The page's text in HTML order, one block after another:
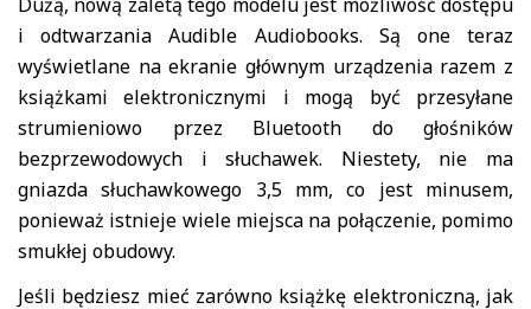
Dużą, nową zaletą tego modelu jest możliwość dostępu
i odtwarzania Audible Audiobooks. Są one teraz
wyświetlane na ekranie głównym urządzenia razem z
książkami elektronicznymi i mogą być przesyłane
strumieniowo przez Bluetooth do głośników
bezprzewodowych i słuchawek. Niestety, nie ma
gniazda słuchawkowego 3,5 mm, co jest minusem,
ponieważ istnieje wiele miejsca na połączenie, pomimo
smukłej obudowy.
Jeśli będziesz mieć zarówno książkę elektroniczną, jak